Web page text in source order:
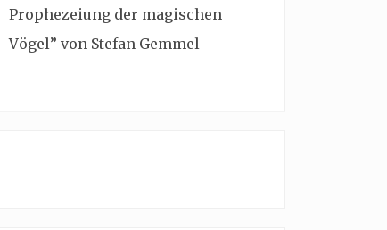
Prophezeiung der magischen
Vögel” von Stefan Gemmel